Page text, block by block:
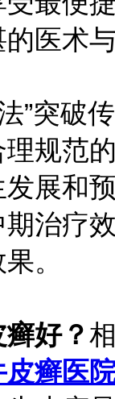
医术
突破传
规范
展和
治疗
。
好？
皮癣医